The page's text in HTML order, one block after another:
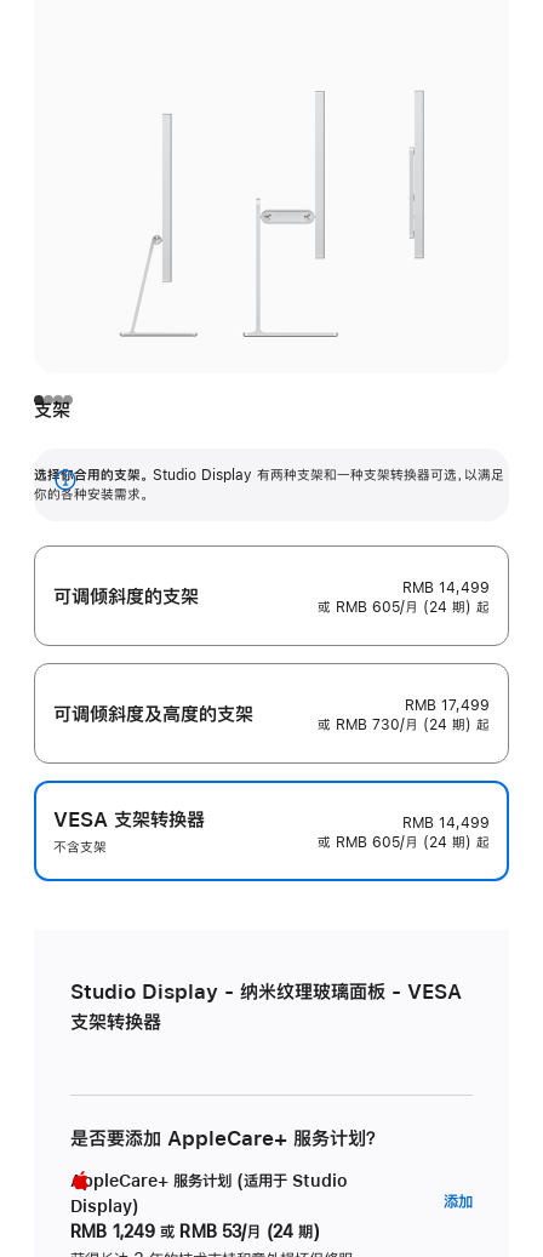
支架
选择你合用的支架。 Studio Display 有两种支架和一种支架转换器可选，以满足
你的各种安装需求。
展
可调倾斜度的支架
RMB 14,499
或 RMB 605/月 (24 期) 起
可调倾斜度及高‍度的支‍架
RMB 17,499
或 RMB 730/月 (24 期) 起
VESA 支架转换器
不含支架
RMB 14,499
或 RMB 605/月 (24 期) 起
Studio Display - 纳米纹理玻璃面板 - VESA
支架转换器
是否要添加 AppleCare+ 服务计划？
AppleCare+ 服务计划 (适用于 Studio
Display)
RMB 1,249 或 RMB 53/月 (24 期)
添加